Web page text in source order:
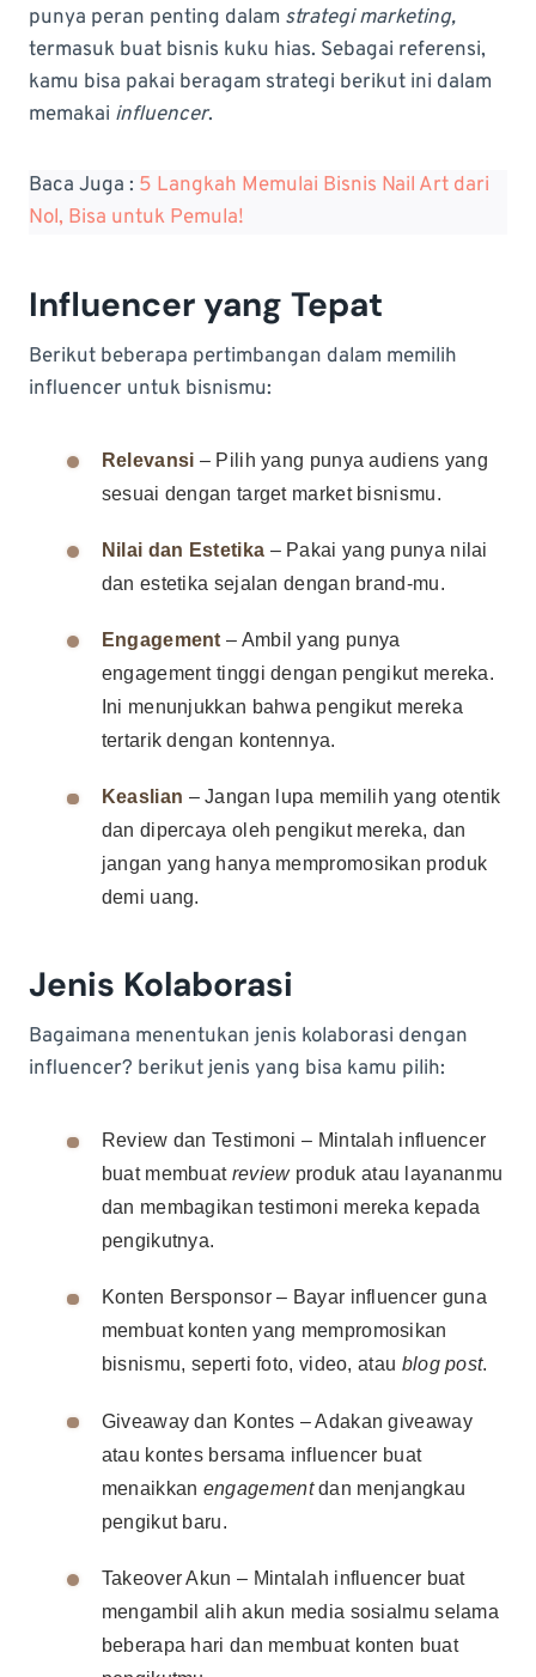
punya peran penting dalam strategi marketing,
termasuk buat bisnis kuku hias. Sebagai referensi,
kamu bisa pakai beragam strategi berikut ini dalam
memakai influencer.
Baca Juga : 5 Langkah Memulai Bisnis Nail Art dari
Nol, Bisa untuk Pemula!
Influencer yang Tepat
Berikut beberapa pertimbangan dalam memilih
influencer untuk bisnismu:
Relevansi – Pilih yang punya audiens yang
sesuai dengan target market bisnismu.
Nilai dan Estetika – Pakai yang punya nilai
dan estetika sejalan dengan brand-mu.
Engagement – Ambil yang punya
engagement tinggi dengan pengikut mereka.
Ini menunjukkan bahwa pengikut mereka
tertarik dengan kontennya.
Keaslian – Jangan lupa memilih yang otentik
dan dipercaya oleh pengikut mereka, dan
jangan yang hanya mempromosikan produk
demi uang.
Jenis Kolaborasi
Bagaimana menentukan jenis kolaborasi dengan
influencer? berikut jenis yang bisa kamu pilih:
Review dan Testimoni – Mintalah influencer
buat membuatreviewproduk atau layananmu
dan membagikan testimoni mereka kepada
pengikutnya.
Konten Bersponsor – Bayar influencer guna
membuat konten yang mempromosikan
bisnismu, seperti foto, video, atau blog post.
Giveaway dan Kontes – Adakan giveaway
atau kontes bersama influencer buat
menaikkan engagementdan menjangkau
pengikut baru.
Takeover Akun – Mintalah influencer buat
mengambil alih akun media sosialmu selama
beberapa hari dan membuat konten buat